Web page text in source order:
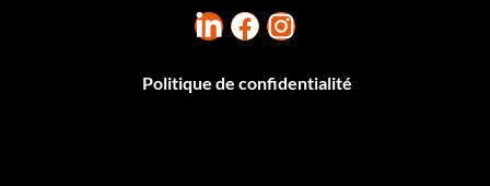
Politique de confidentialité